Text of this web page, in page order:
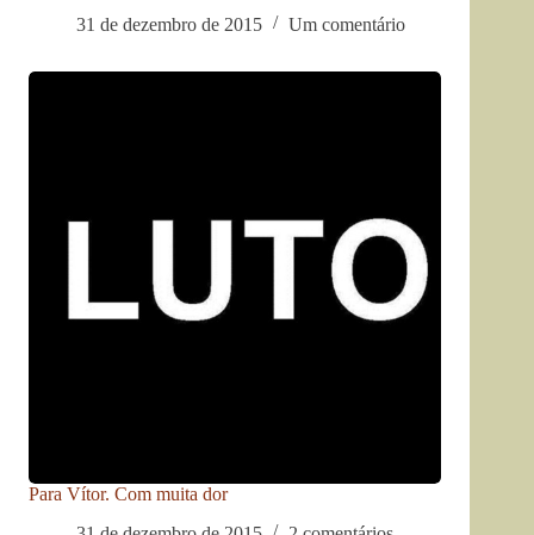
31 de dezembro de 2015 Um comentário
Para Vítor. Com muita dor